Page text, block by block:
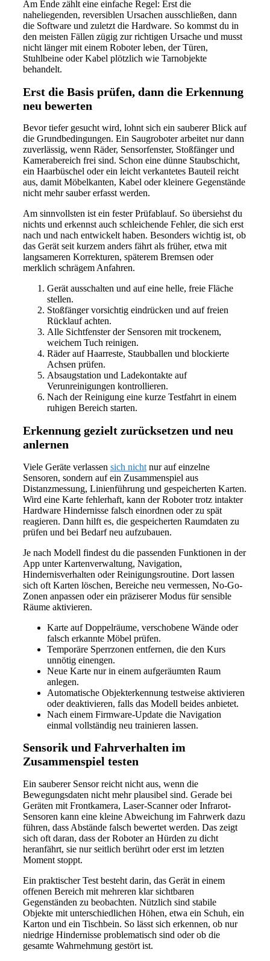
Am Ende zählt eine einfache Regel: Erst die
naheliegenden, reversiblen Ursachen ausschließen, dann
die Software und zuletzt die Hardware. So kommst du in
den meisten Fällen zügig zur richtigen Ursache und musst
nicht länger mit einem Roboter leben, der Türen,
Stuhlbeine oder Kabel plötzlich wie Tarnobjekte
behandelt.
Erst die Basis prüfen, dann die Erkennung
neu bewerten
Bevor tiefer gesucht wird, lohnt sich ein sauberer Blick auf
die Grundbedingungen. Ein Saugroboter arbeitet nur dann
zuverlässig, wenn Räder, Sensorfenster, Stoßfänger und
Kamerabereich frei sind. Schon eine dünne Staubschicht,
ein Haarbüschel oder ein leicht verkantetes Bauteil reicht
aus, damit Möbelkanten, Kabel oder kleinere Gegenstände
nicht mehr sauber erfasst werden.
Am sinnvollsten ist ein fester Prüfablauf. So übersiehst du
nichts und erkennst auch schleichende Fehler, die sich erst
nach und nach entwickelt haben. Besonders wichtig ist, ob
das Gerät seit kurzem anders fährt als früher, etwa mit
langsameren Korrekturen, späterem Bremsen oder
merklich schrägem Anfahren.
Gerät ausschalten und auf eine helle, freie Fläche
stellen.
Stoßfänger vorsichtig eindrücken und auf freien
Rücklauf achten.
Alle Sichtfenster der Sensoren mit trockenem,
weichem Tuch reinigen.
Räder auf Haarreste, Staubballen und blockierte
Achsen prüfen.
Absaugstation und Ladekontakte auf
Verunreinigungen kontrollieren.
Nach der Reinigung eine kurze Testfahrt in einem
ruhigen Bereich starten.
Erkennung gezielt zurücksetzen und neu
anlernen
Viele Geräte verlassen sich nicht nur auf einzelne
Sensoren, sondern auf ein Zusammenspiel aus
Distanzmessung, Linienführung und gespeicherten Karten.
Wird eine Karte fehlerhaft, kann der Roboter trotz intakter
Hardware Hindernisse falsch einordnen oder zu spät
reagieren. Dann hilft es, die gespeicherten Raumdaten zu
prüfen und bei Bedarf neu aufzubauen.
Je nach Modell findest du die passenden Funktionen in der
App unter Kartenverwaltung, Navigation,
Hindernisverhalten oder Reinigungsroutine. Dort lassen
sich oft Karten löschen, Bereiche neu vermessen, No-Go-
Zonen anpassen oder ein präziserer Modus für sensible
Räume aktivieren.
Karte auf Doppelräume, verschobene Wände oder
falsch erkannte Möbel prüfen.
Temporäre Sperrzonen entfernen, die den Kurs
unnötig einengen.
Neue Karte nur in einem aufgeräumten Raum
anlegen.
Automatische Objekterkennung testweise aktivieren
oder deaktivieren, falls das Modell beides anbietet.
Nach einem Firmware-Update die Navigation
einmal vollständig neu trainieren lassen.
Sensorik und Fahrverhalten im
Zusammenspiel testen
Ein sauberer Sensor reicht nicht aus, wenn die
Bewegungsdaten nicht mehr plausibel sind. Gerade bei
Geräten mit Frontkamera, Laser-Scanner oder Infrarot-
Sensoren kann eine kleine Abweichung im Fahrwerk dazu
führen, dass Abstände falsch bewertet werden. Das zeigt
sich oft daran, dass der Roboter an Hürden zu dicht
heranfährt, sie nur seitlich berührt oder erst im letzten
Moment stoppt.
Ein praktischer Test besteht darin, das Gerät in einem
offenen Bereich mit mehreren klar sichtbaren
Gegenständen zu beobachten. Nützlich sind stabile
Objekte mit unterschiedlichen Höhen, etwa ein Schuh, ein
Karton und ein Tischbein. So lässt sich erkennen, ob nur
niedrige Hindernisse problematisch sind oder ob die
gesamte Wahrnehmung gestört ist.